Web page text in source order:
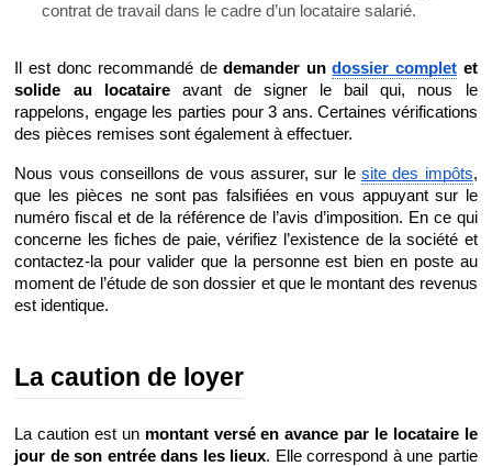
contrat de travail dans le cadre d’un locataire salarié.
Il est donc recommandé de demander un dossier complet et
solide au locataire avant de signer le bail qui, nous le
rappelons, engage les parties pour 3 ans. Certaines vérifications
des pièces remises sont également à effectuer.
Nous vous conseillons de vous assurer, sur le site des impôts,
que les pièces ne sont pas falsifiées en vous appuyant sur le
numéro fiscal et de la référence de l’avis d’imposition. En ce qui
concerne les fiches de paie, vérifiez l’existence de la société et
contactez-la pour valider que la personne est bien en poste au
moment de l’étude de son dossier et que le montant des revenus
est identique.
La caution de loyer
La caution est un montant versé en avance par le locataire le
jour de son entrée dans les lieux. Elle correspond à une partie